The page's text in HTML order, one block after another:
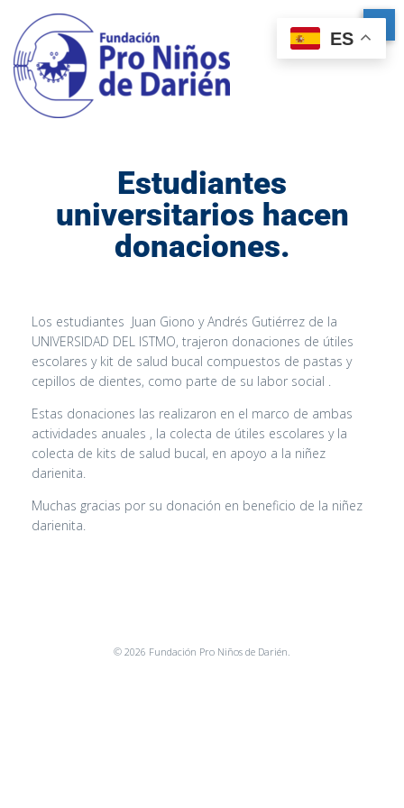
Estudiantes
universitarios hacen
donaciones.
Los estudiantes Juan Giono y Andrés Gutiérrez de la
UNIVERSIDAD DEL ISTMO, trajeron donaciones de útiles
escolares y kit de salud bucal compuestos de pastas y
cepillos de dientes, como parte de su labor social .
Estas donaciones las realizaron en el marco de ambas
actividades anuales , la colecta de útiles escolares y la
colecta de kits de salud bucal, en apoyo a la niñez
darienita.
Muchas gracias por su donación en beneficio de la niñez
darienita.
© 2026 Fundación Pro Niños de Darién.
ES